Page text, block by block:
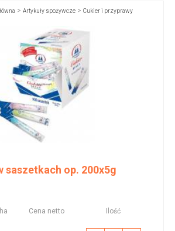
> Artykuły spożywcze > Cukier i przyprawy
saszetkach op. 200x5g
Cena netto Ilość